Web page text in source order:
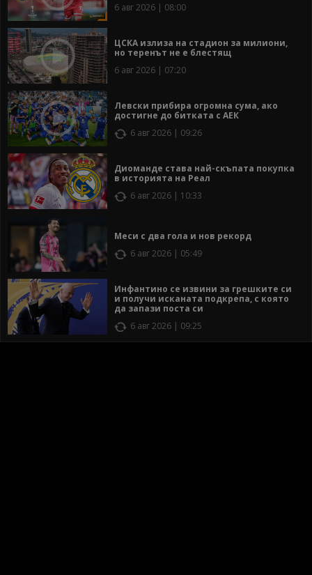
6 авг 2026 | 08:00
ЦСКА излиза на стадион за милиони,
но теренът не е блестящ
6 авг 2026 | 07:20
Левски прибира огромна сума, ако
достигне до битката с АЕК
6 авг 2026 | 09:26
Диоманде става най-скъпата покупка
в историята на Реал
6 авг 2026 | 10:33
Меси с два гола и нов рекорд
6 авг 2026 | 05:49
Инфантино се извини за грешките си
и получи исканата подкрепа, с която
да запази поста си
6 авг 2026 | 09:25